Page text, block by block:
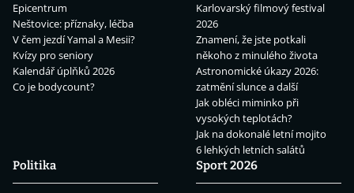
Epicentrum
Neštovice: příznaky, léčba
V čem jezdí Yamal a Mesii?
Kvízy pro seniory
Kalendář úplňků 2026
Co je bodycount?
Karlovarský filmový festival
2026
Znamení, že jste potkali
někoho z minulého života
Astronomické úkazy 2026:
zatmění slunce a další
Jak obléci miminko při
vysokých teplotách?
Jak na dokonalé letní mojito
6 lehkých letních salátů
Politika
Sport 2026